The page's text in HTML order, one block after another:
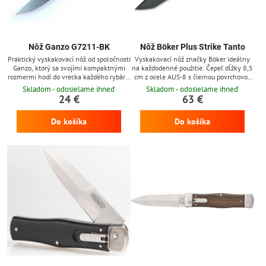
Nôž Ganzo G7211-BK
Praktický vyskakovací nôž od spoločnosti
Ganzo, ktorý sa svojími kompaktnými
rozmermi hodí do vrecka každého rybára,
poľovníka či jednoducho človeka, ktorý
rád trávi voľný čas v prírode.
Skladom - odosielame ihneď
24 €
Do košíka
Nôž Böker Plus Strike Tanto
Vyskakovací nôž značky Böker ideálny
na každodenné použitie. Čepeľ dĺžky 8,5
cm z ocele AUS-8 s čiernou povrchovou
úpravou. Textúrovaná hliníkova rukoväť
zabezpečuje bezpečný úchop. Poistka
typu push lock (tlačidlo).
Skladom - odosielame ihneď
63 €
Do košíka